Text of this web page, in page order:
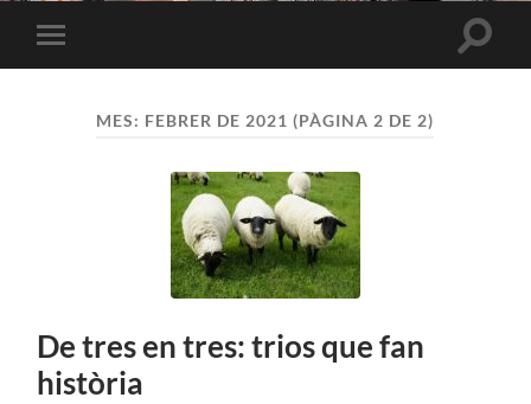
Toggle
mobile
Toggle
MES: FEBRER DE 2021 (PÀGINA 2 DE 2)
De tres en tres: trios que fan
història